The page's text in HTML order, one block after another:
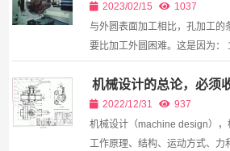
2023/02/15
1037
与外圆表面加工相比，孔加工的
要比加工外圆困难。这是因为：
形和振动； 2）用定尺寸刀具加
机械设计的总论，必须
2022/12/31
937
机械设计（machine design）
工作原理、结构、运动方式、力